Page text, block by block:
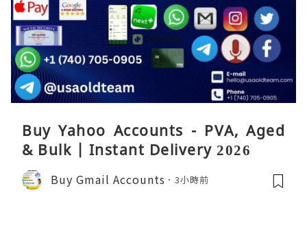
Buy Yahoo Accounts - PVA, Aged
& Bulk | Instant Delivery 2026
Buy Gmail Accounts 3小時前